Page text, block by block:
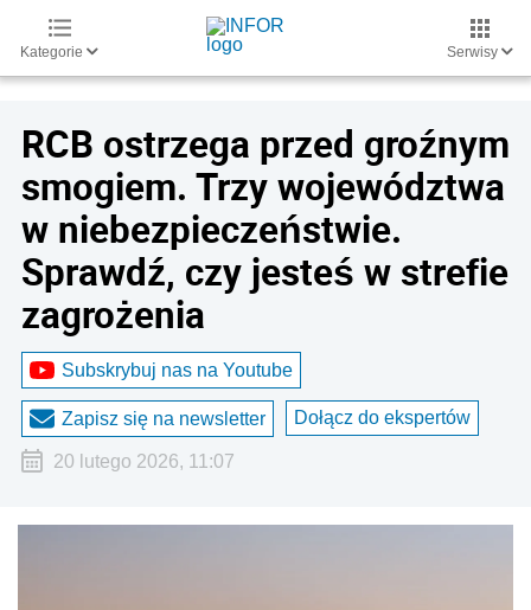
Kategorie Serwisy
RCB ostrzega przed groźnym
smogiem. Trzy województwa
w niebezpieczeństwie.
Sprawdź, czy jesteś w strefie
zagrożenia
Subskrybuj nas na Youtube
Zapisz się na newsletter Dołącz do ekspertów
20 lutego 2026, 11:07